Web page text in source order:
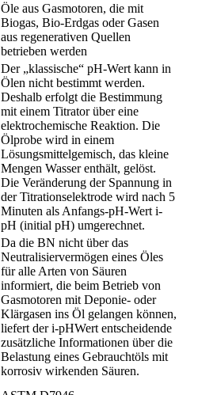
Öle aus Gasmotoren, die mit
Biogas, Bio-Erdgas oder Gasen
aus regenerativen Quellen
betrieben werden
Der „klassische“ pH-Wert kann in
Ölen nicht bestimmt werden.
Deshalb erfolgt die Bestimmung
mit einem Titrator über eine
elektrochemische Reaktion. Die
Ölprobe wird in einem
Lösungsmittelgemisch, das kleine
Mengen Wasser enthält, gelöst.
Die Veränderung der Spannung in
der Titrationselektrode wird nach 5
Minuten als Anfangs-pH-Wert i-
pH (initial pH) umgerechnet.
Da die BN nicht über das
Neutralisiervermögen eines Öles
für alle Arten von Säuren
informiert, die beim Betrieb von
Gasmotoren mit Deponie- oder
Klärgasen ins Öl gelangen können,
liefert der i-pHWert entscheidende
zusätzliche Informationen über die
Belastung eines Gebrauchtöls mit
korrosiv wirkenden Säuren.